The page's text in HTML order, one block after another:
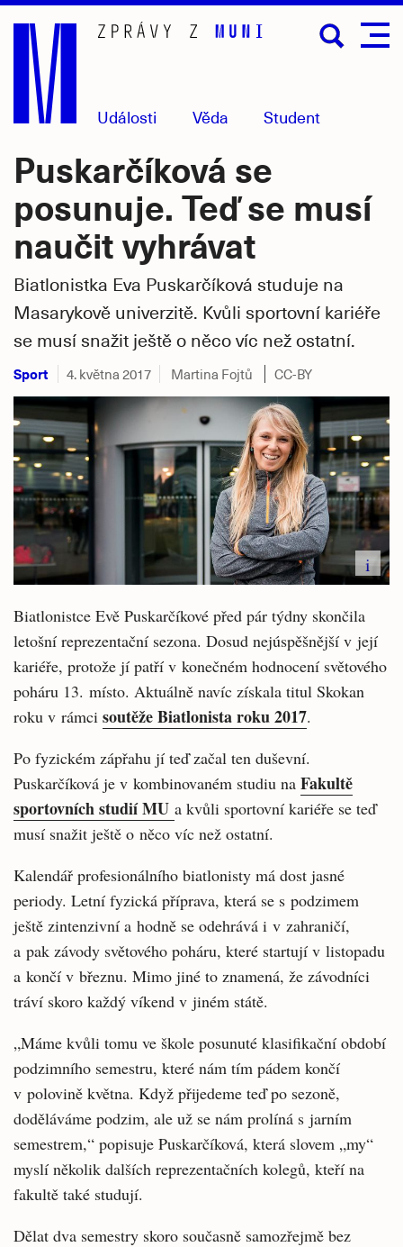
Přejít
hlavní
obsah
Události Věda Student
Puskarčíková se
posunuje. Teď se musí
naučit vyhrávat
Biatlonistka Eva Puskarčíková studuje na
Masarykově univerzitě. Kvůli sportovní kariéře
se musí snažit ještě o něco víc než ostatní.
Sport 4. května 2017 Martina Fojtů CC-BY
i
Biatlonistce Evě Puskarčíkové před pár týdny skončila
letošní reprezentační sezona. Dosud nejúspěšnější v její
kariéře, protože jí patří v konečném hodnocení světového
poháru 13. místo. Aktuálně navíc získala titul Skokan
roku v rámci soutěže Biatlonista roku 2017.
Po fyzickém zápřahu jí teď začal ten duševní.
Puskarčíková je v kombinovaném studiu na Fakultě
sportovních studií MU a kvůli sportovní kariéře se teď
musí snažit ještě o něco víc než ostatní.
Kalendář profesionálního biatlonisty má dost jasné
periody. Letní fyzická příprava, která se s podzimem
ještě zintenzivní a hodně se odehrává i v zahraničí,
a pak závody světového poháru, které startují v listopadu
a končí v březnu. Mimo jiné to znamená, že závodníci
tráví skoro každý víkend v jiném státě.
„Máme kvůli tomu ve škole posunuté klasifikační období
podzimního semestru, které nám tím pádem končí
v polovině května. Když přijedeme teď po sezoně,
doděláváme podzim, ale už se nám prolíná s jarním
semestrem,“ popisuje Puskarčíková, která slovem „my“
myslí několik dalších reprezentačních kolegů, kteří na
fakultě také studují.
Dělat dva semestry skoro současně samozřejmě bez